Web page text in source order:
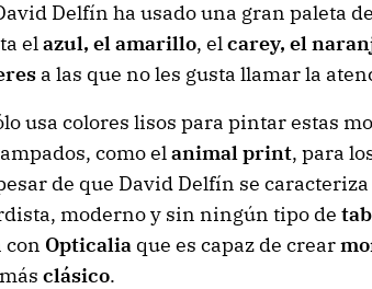
Delfín ha usado una gran paleta
elazul, el amarillo, elcarey, el
a las que no les gusta llamar la
usa colores lisos para pintar estas
como elanimal print, para
de que David Delfín se
moderno y sin ningún tipo de
con Opticaliaque es capaz de crear
clásico.